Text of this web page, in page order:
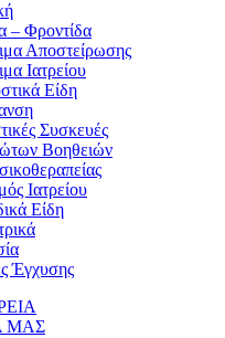
– Φροντίδα
Αποστείρωσης
Ιατρείου
Είδη
Συσκευές
Βοηθειών
Ιατρείου
Είδη
Έγχυσης
ΜΑΣ